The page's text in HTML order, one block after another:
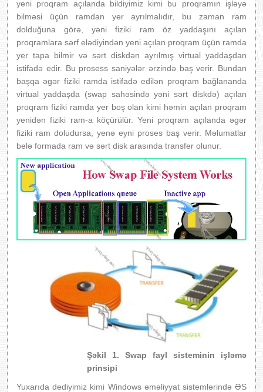
yeni proqram açılanda bildiyimiz kimi bu proqramın işləyə
bilməsi üçün ramdan yer ayrılmalıdır, bu zaman ram
dolduğuna görə, yəni fiziki ram öz yaddaşını açılan
proqramlara sərf elədiyindən yeni açılan proqram üçün ramda
yer tapa bilmir və sərt diskdən ayrılmış virtual yaddaşdan
istifadə edir. Bu prosess saniyələr ərzində baş verir. Bundan
başqa əgər fiziki ramda istifadə edilən proqram bağlananda
virtual yaddaşda (swap sahəsində yəni sərt diskdə) açılan
proqram fiziki ramda yer boş olan kimi həmin açılan proqram
yenidən fiziki ram-a köçürülür. Yeni proqram açılanda əgər
fiziki ram doludursa, yenə eyni proses baş verir. Məlumatlar
belə formada ram və sərt disk arasında transfer olunur.
Şəkil 1. Swap fayl sisteminin işləmə
prinsipi
Yuxarıda dediyimiz kimi Windows əməliyyat sistemlərində ƏS